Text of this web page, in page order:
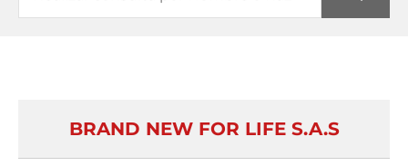
BRAND NEW FOR LIFE S.A.S